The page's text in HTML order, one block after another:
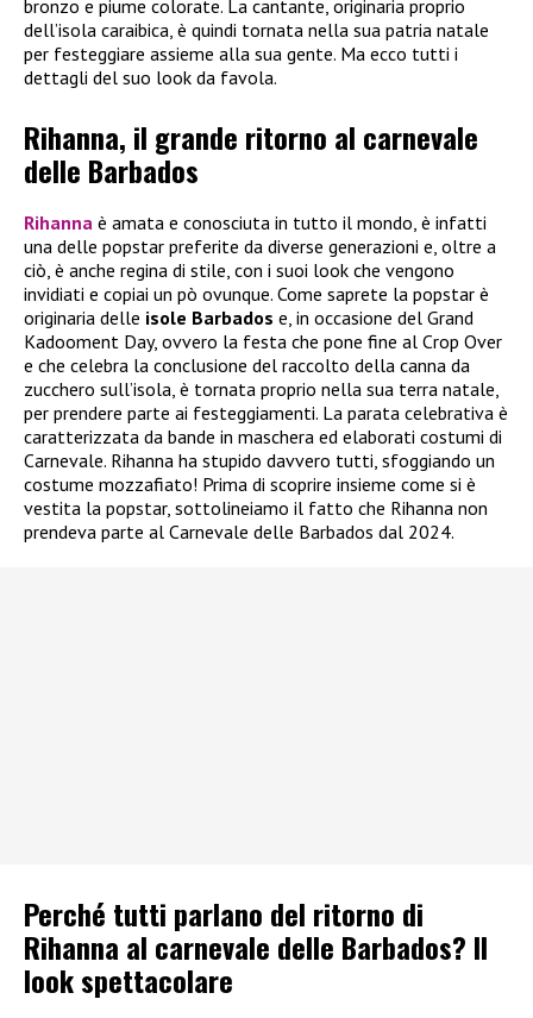
bronzo e piume colorate. La cantante, originaria proprio
dell’isola caraibica, è quindi tornata nella sua patria natale
per festeggiare assieme alla sua gente. Ma ecco tutti i
dettagli del suo look da favola.
Rihanna, il grande ritorno al carnevale
delle Barbados
Rihanna è amata e conosciuta in tutto il mondo, è infatti
una delle popstar preferite da diverse generazioni e, oltre a
ciò, è anche regina di stile, con i suoi look che vengono
invidiati e copiai un pò ovunque. Come saprete la popstar è
originaria delle isole Barbados e, in occasione del Grand
Kadooment Day, ovvero la festa che pone fine al Crop Over
e che celebra la conclusione del raccolto della canna da
zucchero sull’isola, è tornata proprio nella sua terra natale,
per prendere parte ai festeggiamenti. La parata celebrativa è
caratterizzata da bande in maschera ed elaborati costumi di
Carnevale. Rihanna ha stupido davvero tutti, sfoggiando un
costume mozzafiato! Prima di scoprire insieme come si è
vestita la popstar, sottolineiamo il fatto che Rihanna non
prendeva parte al Carnevale delle Barbados dal 2024.
Perché tutti parlano del ritorno di
Rihanna al carnevale delle Barbados? Il
look spettacolare